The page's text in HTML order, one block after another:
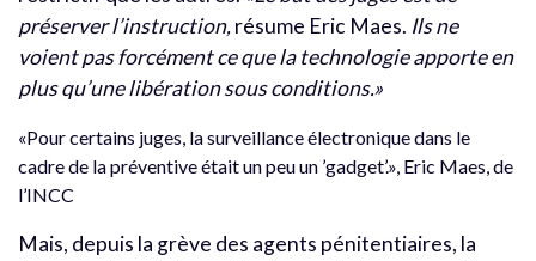
préserver l’instruction,résume Eric Maes. Ils ne
voient pas forcément ce que la technologie apporte en
plus qu’une libération sous conditions.»
«Pour certains juges, la surveillance électronique dans le
cadre de la préventive était un peu un ’gadget’.», Eric Maes, de
l’INCC
Mais, depuis la grève des agents pénitentiaires, la